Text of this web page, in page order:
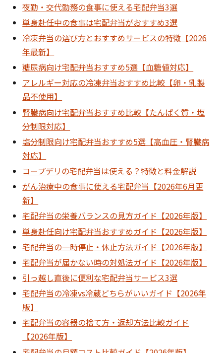
夜勤・交代勤務の食事に使える宅配弁当3選
単身赴任中の食事は宅配弁当がおすすめ3選
冷凍弁当の選び方とおすすめサービスの特徴【2026
年最新】
糖尿病向け宅配弁当おすすめ5選【血糖値対応】
アレルギー対応の冷凍弁当おすすめ比較【卵・乳製
品不使用】
腎臓病向け宅配弁当おすすめ比較【たんぱく質・塩
分制限対応】
塩分制限向け宅配弁当おすすめ5選【高血圧・腎臓病
対応】
コープデリの宅配弁当は使える？特徴と料金解説
がん治療中の食事に使える宅配弁当【2026年6月更
新】
宅配弁当の栄養バランスの見方ガイド【2026年版】
単身赴任向け宅配弁当おすすめガイド【2026年版】
宅配弁当の一時停止・休止方法ガイド【2026年版】
宅配弁当が届かない時の対処法ガイド【2026年版】
引っ越し直後に便利な宅配弁当サービス3選
宅配弁当の冷凍vs冷蔵どちらがいいガイド【2026年
版】
宅配弁当の容器の捨て方・返却方法比較ガイド
【2026年版】